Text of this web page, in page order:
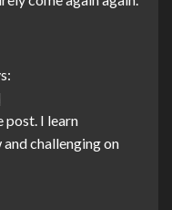
post. I learn
challenging on